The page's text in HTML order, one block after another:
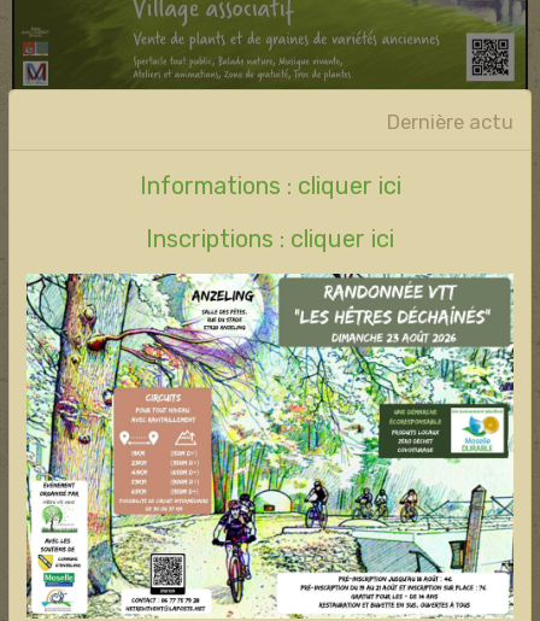
Nouvelles
Année 2026
Année 2025
Année 2024
AGIR !
Elu : préserver les boisements
Dernière actu
Informations : cliquer ici
Inscriptions : cliquer ici